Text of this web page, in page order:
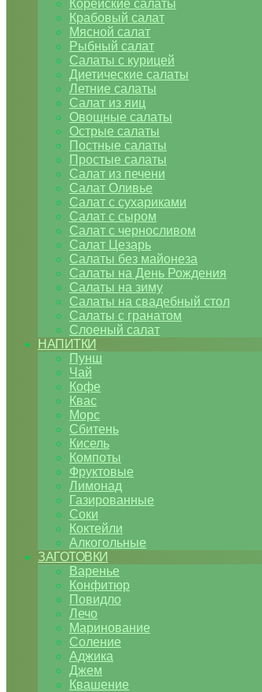
Корейские салаты
Крабовый салат
Мясной салат
Рыбный салат
Салаты с курицей
Диетические салаты
Летние салаты
Салат из яиц
Овощные салаты
Острые салаты
Постные салаты
Простые салаты
Салат из печени
Салат Оливье
Салат с сухариками
Салат с сыром
Салат с черносливом
Салат Цезарь
Салаты без майонеза
Салаты на День Рождения
Салаты на зиму
Салаты на свадебный стол
Салаты с гранатом
Слоеный салат
НАПИТКИ
Пунш
Чай
Кофе
Квас
Морс
Сбитень
Кисель
Компоты
Фруктовые
Лимонад
Газированные
Соки
Коктейли
Алкогольные
ЗАГОТОВКИ
Варенье
Конфитюр
Повидло
Лечо
Маринование
Соление
Аджика
Джем
Квашение